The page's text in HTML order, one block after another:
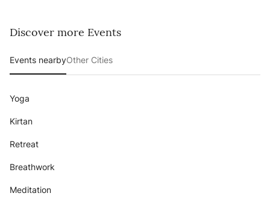
Discover more Events
Events nearbyOther Cities
Yoga
Kirtan
Retreat
Breathwork
Meditation